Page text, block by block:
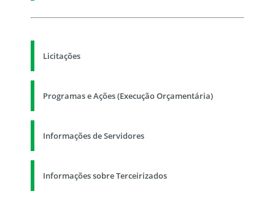
Licitações
Programas e Ações (Execução Orçamentária)
Informações de Servidores
Informações sobre Terceirizados